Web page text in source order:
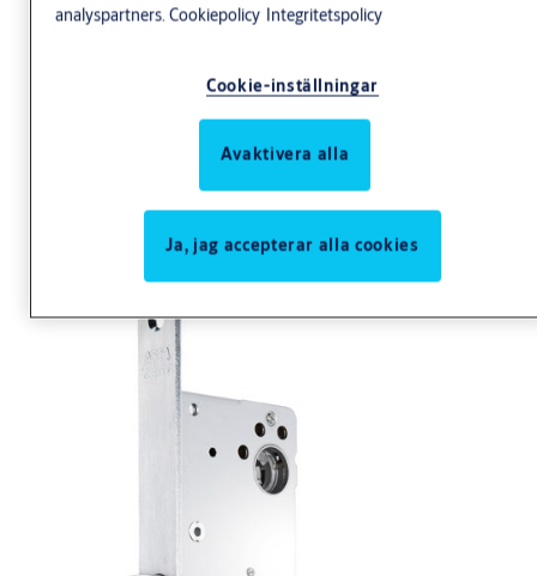
Låshus 636
analyspartners.Cookiepolicy Integritetspolicy
Cookie-inställningar
Avaktivera alla
Ja, jag accepterar alla cookies